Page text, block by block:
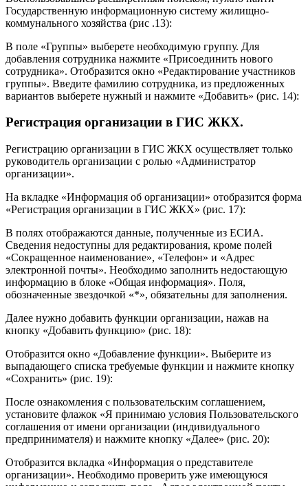
Государственную информационную систему жилищно-
коммунального хозяйства (рис .13):
В поле «Группы» выберете необходимую группу. Для
добавления сотрудника нажмите «Присоединить нового
сотрудника». Отобразится окно «Редактирование участников
группы». Введите фамилию сотрудника, из предложенных
вариантов выберете нужный и нажмите «Добавить» (рис. 14):
Регистрация организации в ГИС ЖКХ.
Регистрацию организации в ГИС ЖКХ осуществляет только
руководитель организации с ролью «Администратор
организации».
На вкладке «Информация об организации» отобразится форма
«Регистрация организации в ГИС ЖКХ» (рис. 17):
В полях отображаются данные, полученные из ЕСИА.
Сведения недоступны для редактирования, кроме полей
«Сокращенное наименование», «Телефон» и «Адрес
электронной почты». Необходимо заполнить недостающую
информацию в блоке «Общая информация». Поля,
обозначенные звездочкой «*», обязательны для заполнения.
Далее нужно добавить функции организации, нажав на
кнопку «Добавить функцию» (рис. 18):
Отобразится окно «Добавление функции». Выберите из
выпадающего списка требуемые функции и нажмите кнопку
«Сохранить» (рис. 19):
После ознакомления с пользовательским соглашением,
установите флажок «Я принимаю условия Пользовательского
соглашения от имени организации (индивидуального
предпринимателя) и нажмите кнопку «Далее» (рис. 20):
Отобразится вкладка «Информация о представителе
организации». Необходимо проверить уже имеющуюся